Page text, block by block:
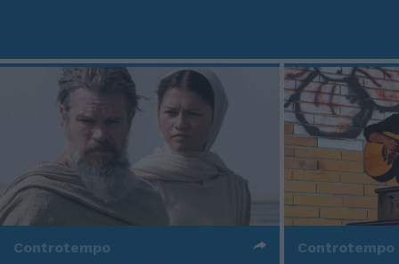
Controtempo Controtempo